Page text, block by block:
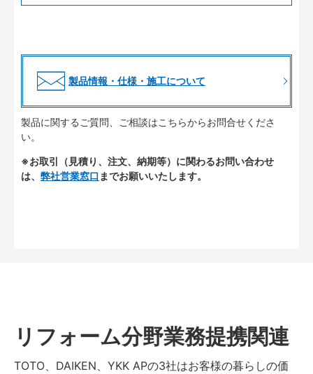
製品情報・仕様・施工について
製品に関するご質問、ご相談はこちらからお問合せくださ
い。
※お取引（見積り、注文、納期等）に関わるお問い合わせ
は、 弊社営業窓口 までお願いいたします。
リフォーム分野業務提携関連
TOTO、DAIKEN、YKK APの3社はお客様の暮らしの価